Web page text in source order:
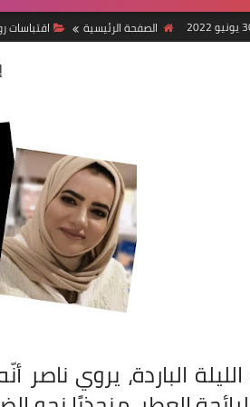
الصفحة الرئيسية اقتباسات
الباردة، يروي